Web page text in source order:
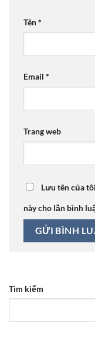
Tên*
Email *
Trang web
Lưu tên của
này cho lần bình
Tìm kiếm